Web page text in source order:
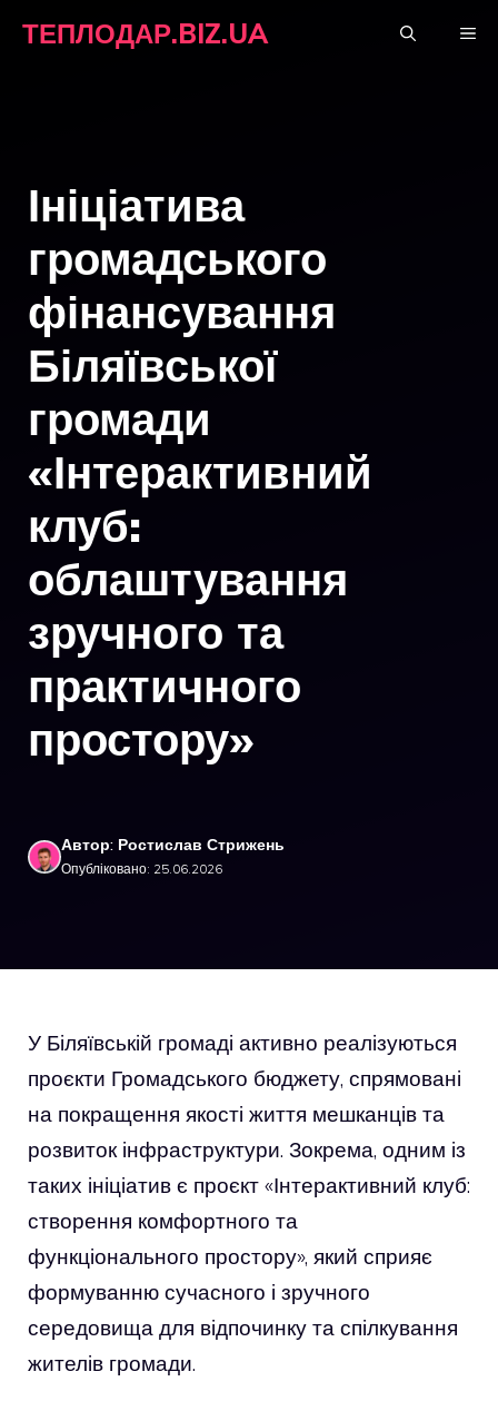
ТЕПЛОДАР.BIZ.UA
Ініціатива
громадського
фінансування
Біляївської
громади
«Інтерактивний
клуб:
облаштування
зручного та
практичного
простору»
Автор: Ростислав Стрижень
Опубліковано: 25.06.2026
У Біляївській громаді активно реалізуються
проєкти Громадського бюджету, спрямовані
на покращення якості життя мешканців та
розвиток інфраструктури. Зокрема, одним із
таких ініціатив є проєкт «Інтерактивний клуб:
створення комфортного та
функціонального простору», який сприяє
формуванню сучасного і зручного
середовища для відпочинку та спілкування
жителів громади.